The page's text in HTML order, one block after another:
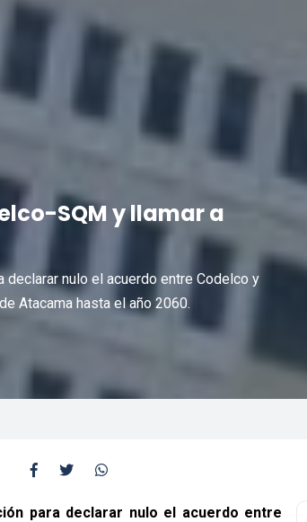
SQM y llamar a
declarar nulo el acuerdo entre Codelco y
Atacama hasta el año 2060.
para declarar nulo el acuerdo entre